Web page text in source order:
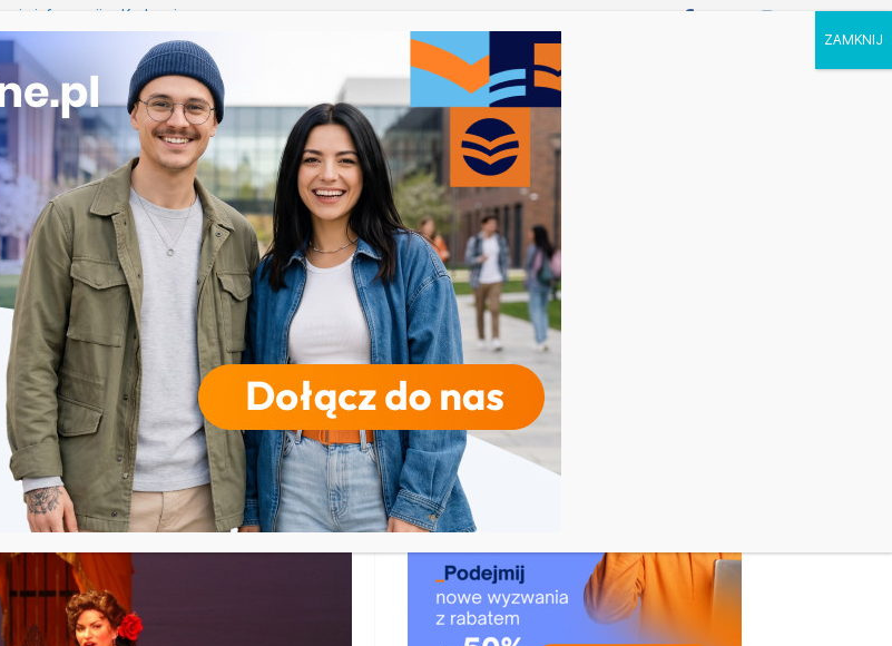
i wczesnoszkolna w Skierniewicach
na Uniwersytecie Szczecińskim
REKRUTACJA DRZWI OTWARTE TOP STUDIA KALENDARZ